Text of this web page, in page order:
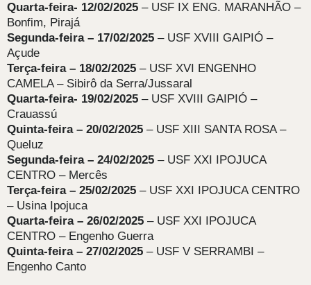
Quarta-feira- 12/02/2025 – USF IX ENG. MARANHÃO –
Bonfim, Pirajá
Segunda-feira – 17/02/2025 – USF XVIII GAIPIÓ –
Açude
Terça-feira – 18/02/2025 – USF XVI ENGENHO
CAMELA – Sibirô da Serra/Jussaral
Quarta-feira- 19/02/2025 – USF XVIII GAIPIÓ –
Crauassú
Quinta-feira – 20/02/2025 – USF XIII SANTA ROSA –
Queluz
Segunda-feira – 24/02/2025 – USF XXI IPOJUCA
CENTRO – Mercês
Terça-feira – 25/02/2025 – USF XXI IPOJUCA CENTRO
– Usina Ipojuca
Quarta-feira – 26/02/2025 – USF XXI IPOJUCA
CENTRO – Engenho Guerra
Quinta-feira – 27/02/2025 – USF V SERRAMBI –
Engenho Canto